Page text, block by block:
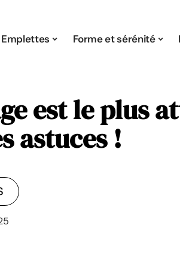
Emplettes Forme et sérénité
est le plus
astuces !